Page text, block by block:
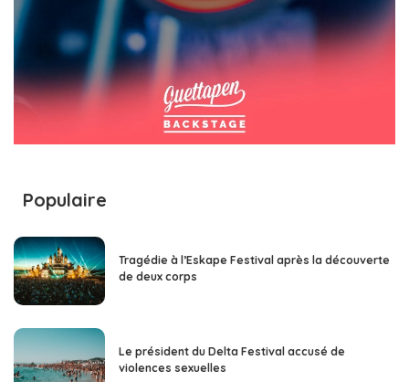
Populaire
Tragédie à l’Eskape Festival après la découverte
de deux corps
Le président du Delta Festival accusé de
violences sexuelles